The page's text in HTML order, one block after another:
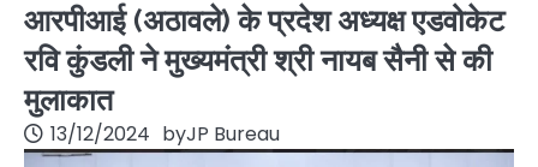
आरपीआई (अठावले) के प्रदेश अध्यक्ष एडवोकेट
रवि कुंडली ने मुख्यमंत्री श्री नायब सैनी से की
मुलाकात
13/12/2024 byJP Bureau